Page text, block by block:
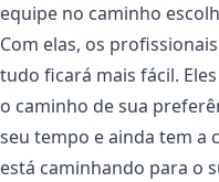
equipe no caminho
Com elas, os
tudo ficará mais fácil.
o caminho de sua
seu tempo e ainda tem a
está caminhando para o